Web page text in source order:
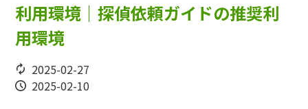
利用環境｜探偵依頼ガイドの推奨利
用環境
2025-02-27
2025-02-10